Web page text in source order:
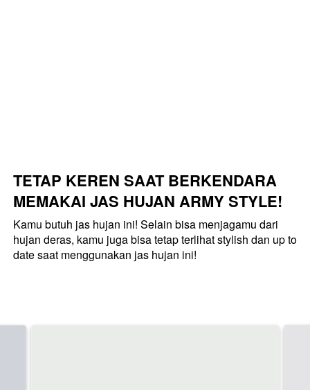
TETAP KEREN SAAT BERKENDARA
MEMAKAI JAS HUJAN ARMY STYLE!
Kamu butuh jas hujan ini! Selain bisa menjagamu dari
hujan deras, kamu juga bisa tetap terlihat stylish dan up to
date saat menggunakan jas hujan ini!